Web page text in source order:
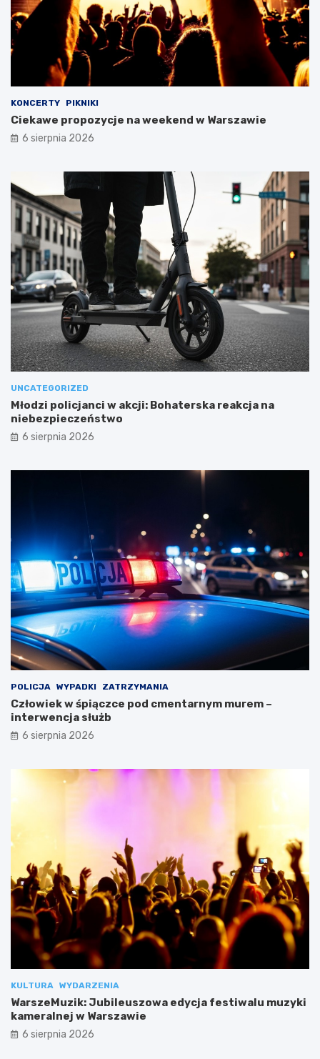
KONCERTY PIKNIKI
Ciekawe propozycje na weekend w Warszawie
6 sierpnia 2026
UNCATEGORIZED
Młodzi policjanci w akcji: Bohaterska reakcja na
niebezpieczeństwo
6 sierpnia 2026
POLICJA WYPADKI ZATRZYMANIA
Człowiek w śpiączce pod cmentarnym murem –
interwencja służb
6 sierpnia 2026
KULTURA WYDARZENIA
WarszeMuzik: Jubileuszowa edycja festiwalu muzyki
kameralnej w Warszawie
6 sierpnia 2026